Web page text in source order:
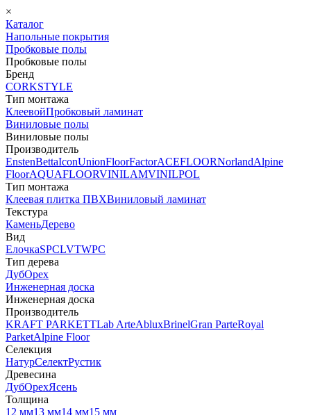
×
Каталог
Напольные покрытия
Пробковые полы
Пробковые полы
Бренд
CORKSTYLE
Тип монтажа
КлеевойПробковый ламинат
Виниловые полы
Виниловые полы
Производитель
EnstenBettaIconUnionFloorFactorACEFLOORNorlandAlpine
FloorAQUAFLOORVINILAMVINILPOL
Тип монтажа
Клеевая плитка ПВХВиниловый ламинат
Текстура
КаменьДерево
Вид
ЕлочкаSPCLVTWPC
Тип дерева
ДубОрех
Инженерная доска
Инженерная доска
Производитель
KRAFT PARKETTLab ArteAbluxBrinelGran ParteRoyal
ParketAlpine Floor
Селекция
НатурСелектРустик
Древесина
ДубОрехЯсень
Толщина
12 мм13 мм14 мм15 мм